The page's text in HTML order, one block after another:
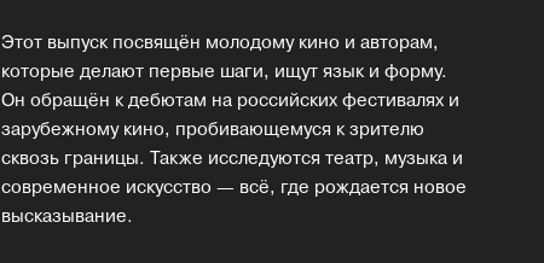
Этот выпуск посвящён молодому кино и авторам,
которые делают первые шаги, ищут язык и форму.
Он обращён к дебютам на российских фестивалях и
зарубежному кино, пробивающемуся к зрителю
сквозь границы. Также исследуются театр, музыка и
современное искусство — всё, где рождается новое
высказывание.